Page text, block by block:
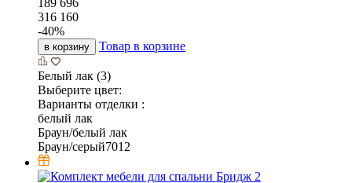
189 696
316 160
-40%
в корзину Товар в корзине
Белый лак (3)
Выберите цвет:
Варианты отделки :
белый лак
Браун/белый лак
Браун/серый7012